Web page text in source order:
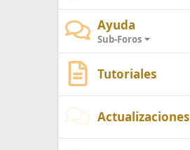
Ayuda
Sub-Foros
Tutoriales
Actualizaciones